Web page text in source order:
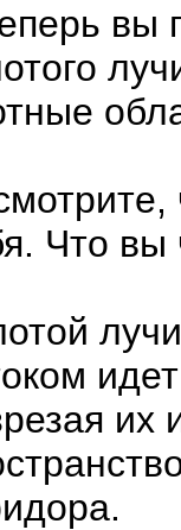
вы
Что вы
их